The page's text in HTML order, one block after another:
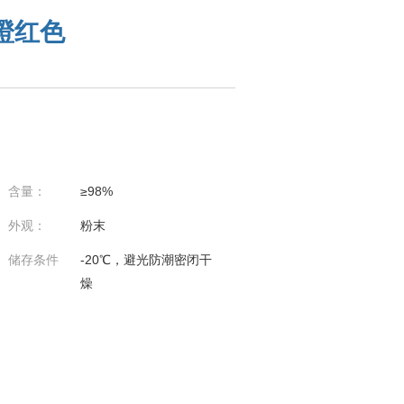
红色
含量： ≥98%
外观： 粉末
储存条件
-20℃，避光防潮密闭干
燥